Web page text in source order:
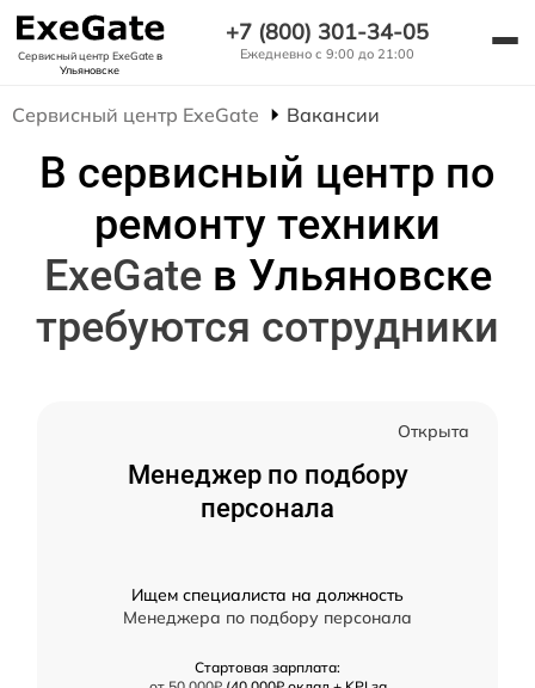
Сервисный центр ExeGateв
Ульяновске
+7 (800) 301-34-05
Ежедневно с 9:00 до 21:00
Сервисный центр ExeGate Вакансии
В сервисный центр по
ремонту техники
ExeGate в Ульяновске
требуются сотрудники
Открыта
Менеджер по подбору
персонала
Ищем специалиста на должность
Менеджера по подбору персонала
Стартовая зарплата: